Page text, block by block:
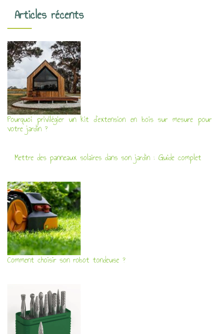
Articles récents
Pourquoi privilégier un kit d’extension en bois sur mesure pour
votre jardin ?
Mettre des panneaux solaires dans son jardin : Guide complet
Comment choisir son robot tondeuse ?